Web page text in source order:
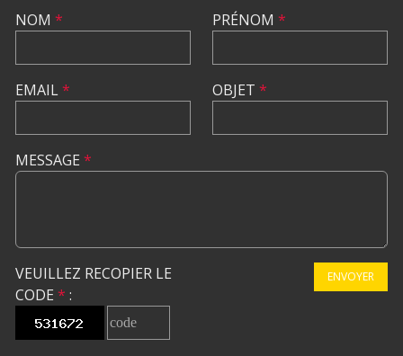
NOM *
EMAIL*
PRÉNOM *
OBJET *
MESSAGE *
VEUILLEZ RECOPIER LE
CODE * :
ENVOYER